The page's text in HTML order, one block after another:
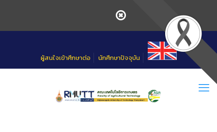
ผู้สนใจเข้าศึกษาต่อ นักศึกษาปัจจุบัน